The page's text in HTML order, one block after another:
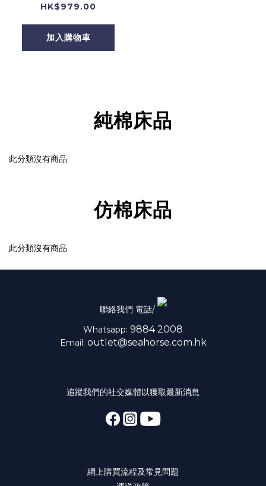
HK$979.00
加入購物車
純棉床品
此分類沒有商品
仿棉床品
此分類沒有商品
聯絡我們 電話/
Whatsapp: 9884 2008
Email: outlet@seahorse.com.hk
追蹤我們的社交媒體以獲取最新消息
網上購買流程及常見問題